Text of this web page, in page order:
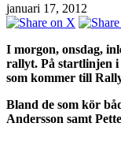
januari 17, 2012
I morgon, onsdag,
rallyt. På startlinjen i
som kommer till
Bland de som kör
Andersson samt